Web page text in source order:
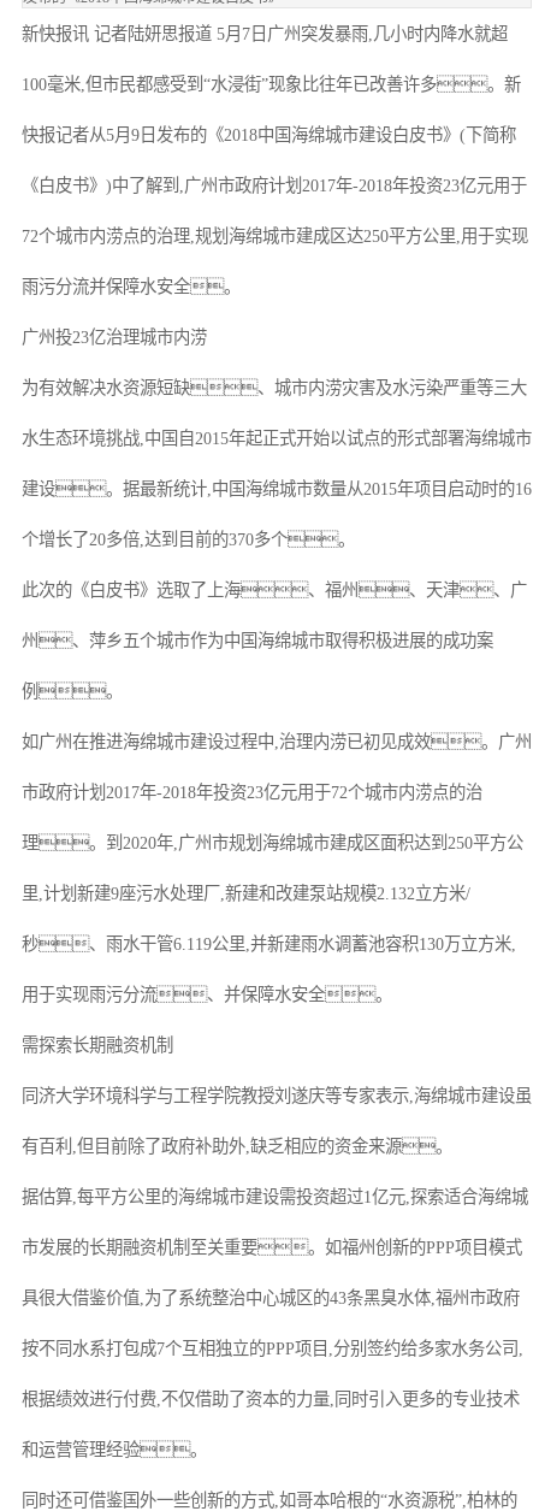
新快报讯 记者陆妍思报道 5月7日广州突发暴雨,几小时内降水就超
100毫米,但市民都感受到“水浸街”现象比往年已改善许多。新
快报记者从5月9日发布的《2018中国海绵城市建设白皮书》(下简称
《白皮书》)中了解到,广州市政府计划2017年-2018年投资23亿元用于
72个城市内涝点的治理,规划海绵城市建成区达250平方公里,用于实现
雨污分流并保障水安全。
广州投23亿治理城市内涝
为有效解决水资源短缺、城市内涝灾害及水污染严重等三大
水生态环境挑战,中国自2015年起正式开始以试点的形式部署海绵城市
建设。据最新统计,中国海绵城市数量从2015年项目启动时的16
个增长了20多倍,达到目前的370多个。
此次的《白皮书》选取了上海、福州、天津、广
州、萍乡五个城市作为中国海绵城市取得积极进展的成功案
例。
如广州在推进海绵城市建设过程中,治理内涝已初见成效。广州
市政府计划2017年-2018年投资23亿元用于72个城市内涝点的治
理。到2020年,广州市规划海绵城市建成区面积达到250平方公
里,计划新建9座污水处理厂,新建和改建泵站规模2.132立方米/
秒、雨水干管6.119公里,并新建雨水调蓄池容积130万立方米,
用于实现雨污分流、并保障水安全。
需探索长期融资机制
同济大学环境科学与工程学院教授刘遂庆等专家表示,海绵城市建设虽
有百利,但目前除了政府补助外,缺乏相应的资金来源。
据估算,每平方公里的海绵城市建设需投资超过1亿元,探索适合海绵城
市发展的长期融资机制至关重要。如福州创新的PPP项目模式
具很大借鉴价值,为了系统整治中心城区的43条黑臭水体,福州市政府
按不同水系打包成7个互相独立的PPP项目,分别签约给多家水务公司,
根据绩效进行付费,不仅借助了资本的力量,同时引入更多的专业技术
和运营管理经验。
同时还可借鉴国外一些创新的方式,如哥本哈根的“水资源税”,柏林的